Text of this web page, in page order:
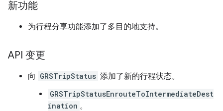
新功能
为行程分享功能添加了多目的地支持。
API 变更
向 GRSTripStatus 添加了新的行程状态。
GRSTripStatusEnrouteToIntermediateDest
ination 。